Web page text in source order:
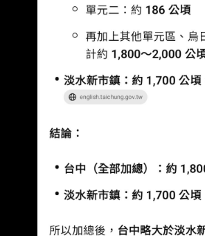
差不多，但室內坪數大很多，
也都是現成的。 可是朋友一
都市發展跟台北完全不同：
土地源源不絕，台北是因